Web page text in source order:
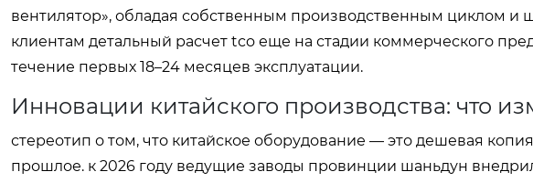
вентилятор», обладая собственным производственным циклом и
клиентам детальный расчет tco еще на стадии коммерческого
течение первых 18–24 месяцев эксплуатации.
Инновации китайского производства: что
стереотип о том, что китайское оборудование — это дешевая
прошлое. к 2026 году ведущие заводы провинции шаньдун